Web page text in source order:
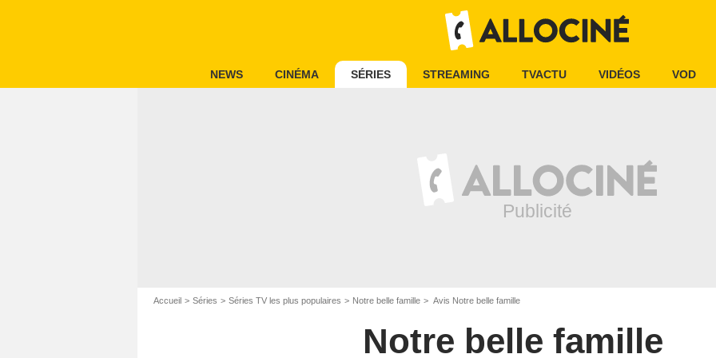
NEWS CINÉMA SÉRIES STREAMING TVACTU VIDÉOS VOD
Accueil Séries Séries TV les plus populaires Notre belle famille Avis Notre belle famille
Notre belle famille